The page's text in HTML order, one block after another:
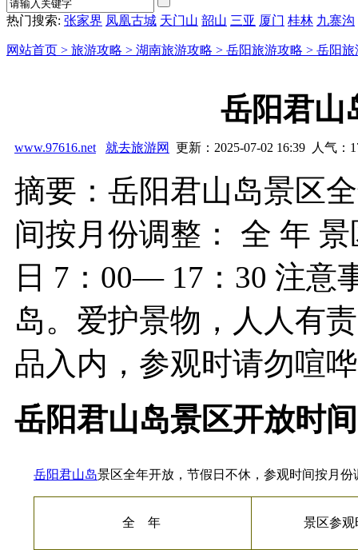
热门搜索: 张家界 凤凰古城 天门山 韶山 三亚 厦门 桂林 九寨沟
网站首页 > 旅游攻略 > 湖南旅游攻略 > 岳阳旅游攻略 > 岳阳旅
岳阳君山
www.97616.net 就去旅游网 更新：2025-07-02 16:39 人气：
摘要：岳阳君山岛景区
间按月份调整： 全 年
日 7：00— 17：30 注意
岛。爱护景物，人人有
品入内，参观时请勿喧
岳阳君山岛景区开放时间
岳阳君山岛景区全年开放，节假日不休，参观时间按月份
全 年 景区参观